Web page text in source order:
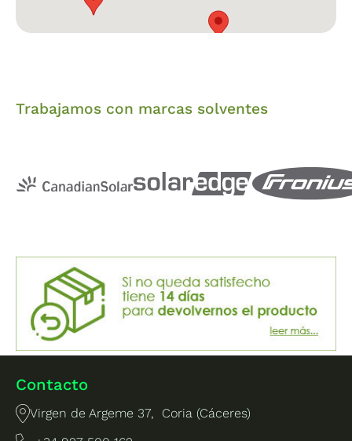
Trabajamos con marcas solventes
Contacto
Virgen de Argeme 37, Coria (Cáceres)